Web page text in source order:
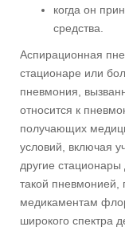
когда он
средства.
Аспирационная
стационаре или
пневмония,
относится к
получающих
условий, включая
другие
такой пневмонией,
медикаментам
широкого спектра